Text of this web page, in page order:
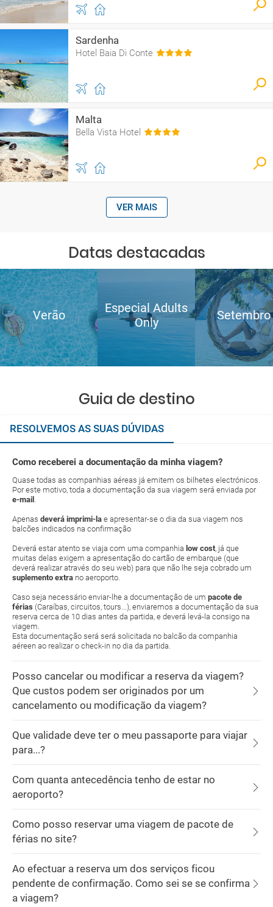
Sardenha
Hotel Baia Di Conte
Malta
Bella Vista Hotel
VER MAIS
Datas destacadas
Verão
Especial Adults
Only
Setembro
Guia de destino
RESOLVEMOS AS SUAS DÚVIDAS
Como receberei a documentação da minha viagem?
Quase todas as companhias aéreas já emitem os bilhetes electrónicos.
Por este motivo, toda a documentação da sua viagem será enviada por
e-mail .
Apenas deverá imprimi-la e apresentar-se o dia da sua viagem nos
balcões indicados na confirmação
Deverá estar atento se viaja com uma companhia low cost, já que
muitas delas exigem a apresentação do cartão de embarque (que
deverá realizar através do seu web) para que não lhe seja cobrado um
suplemento extra no aeroporto.
Caso seja necessário enviar-lhe a documentação de um pacote de
férias (Caraíbas, circuitos, tours...), enviaremos a documentação da sua
reserva cerca de 10 dias antes da partida, e deverá levá-la consigo na
viagem.
Esta documentação será será solicitada no balcão da companhia
aéreen ao realizar o check-in no dia da partida.
Posso cancelar ou modificar a reserva da viagem?
Que custos podem ser originados por um
cancelamento ou modificação da viagem?
Que validade deve ter o meu passaporte para viajar
para...?
Com quanta antecedência tenho de estar no
aeroporto?
Como posso reservar uma viagem de pacote de
férias no site?
Ao efectuar a reserva um dos serviços ficou
pendente de confirmação. Como sei se se confirma
a viagem?